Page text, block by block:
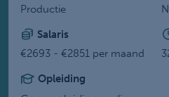
Productie
Salaris
€2693 - €2851 per maand
Opleiding